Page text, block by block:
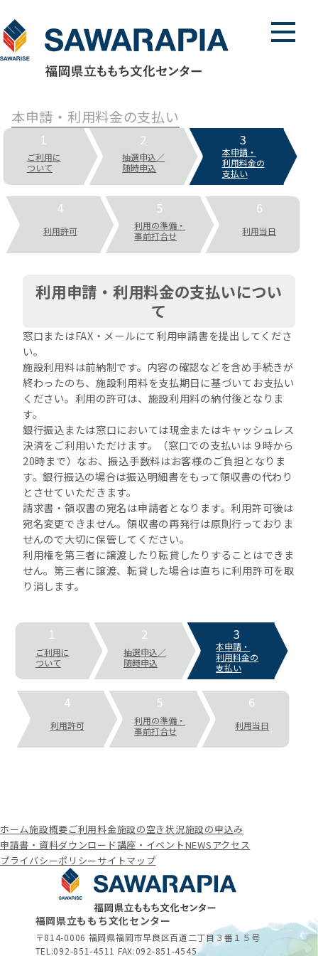
メニュ
本申請・利用料金の支払い
1
ご利用に
ついて
2
抽選申込／
随時申込
3
本申請・
利用料金の
支払い
4
利用許可
5
利用の準備・
事前打合せ
6
利用当日
利用申請・利用料金の支払いについ
て
窓口またはFAX・メールにて利用申請書を提出してくださ
い。
施設利用料は前納制です。内容の確認などを含め手続きが
終わったのち、施設利用料を支払期日に基づいてお支払い
ください。利用の許可は、施設利用料の納付後となりま
す。
銀行振込または窓口においては現金またはキャッシュレス
決済をご利用いただけます。（窓口での支払いは９時から
20時まで）なお、振込手数料はお客様のご負担となりま
す。銀行振込の場合は振込明細書をもって領収書の代わり
とさせていただきます。
請求書・領収書の宛名は申請者となります。利用許可後は
宛名変更できません。領収書の再発行は原則行っておりま
せんので大切に保管してください。
利用権を第三者に譲渡したり転貸したりすることはできま
せん。第三者に譲渡、転貸した場合は直ちに利用許可を取
り消します。
1
ご利用に
ついて
2
抽選申込／
随時申込
3
本申請・
利用料金の
支払い
4
利用許可
5
利用の準備・
事前打合せ
6
利用当日
福岡県立ももち文化センター
〒814-0006 福岡県福岡市早良区百道二丁目３番１５号
TEL:092-851-4511 FAX:092-851-4545
ホーム施設概要ご利用料金施設の空き状況施設の申込み
申請書・資料ダウンロード講座・イベントNEWSアクセス
プライバシーポリシーサイトマップ